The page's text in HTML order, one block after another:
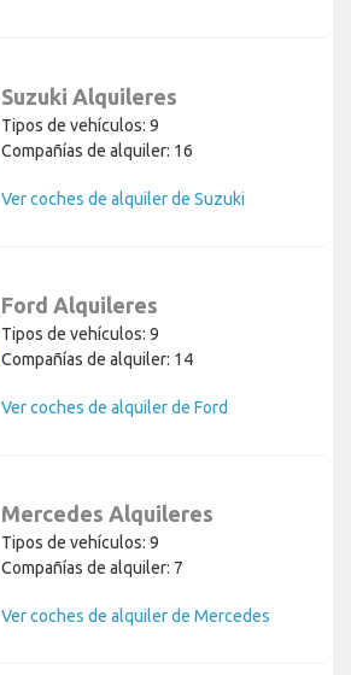
Suzuki Alquileres
Tipos de vehículos: 9
Compañías de alquiler: 16
Ver coches de alquiler de Suzuki
Ford Alquileres
Tipos de vehículos: 9
Compañías de alquiler: 14
Ver coches de alquiler de Ford
Mercedes Alquileres
Tipos de vehículos: 9
Compañías de alquiler: 7
Ver coches de alquiler de Mercedes